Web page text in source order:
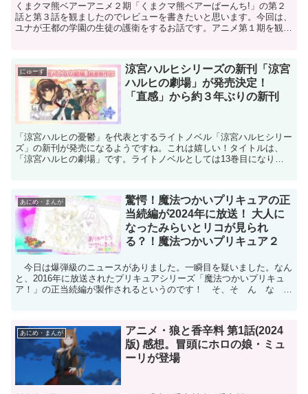
くまクマ熊ベアーアニメ２期「くまクマ熊ベアーぱーんち!」の第２
話と第３話を観ましたのでレビューを書きたいと思います。今回は、
ユナが王都の学園の生徒の護衛をするお話です。アニメ第１期を観た
にゅーす
涼宮ハルヒシリーズの新刊「涼宮
ハルヒの劇場」が発売決定！
「直感」から約３年ぶりの新刊
「涼宮ハルヒの憂鬱」を代表とするライトノベル「涼宮ハルヒシリー
ズ」の新刊が発売になるようですね。これは嬉しい！タイトルは、
「涼宮ハルヒの劇場」です。ライトノベルとしては13巻目になりま
あにめ・まんが
驚愕！魔法つかいプリキュアの正
当続編が2024年に放送！ 大人に
なったみらいとリコが見られ
る？！魔法つかいプリキュア２
今日は爆弾級のニュースがありました。一瞬目を疑いました。なん
と、2016年に放送されたプリキュアシリーズ「魔法つかいプリキュ
ア！」の正当続編が製作されるというのです！ そ、そ ん な
あにめ・まんが
アニメ・狼と香辛料 第1話(2024
版) 感想。冒頭にホロの娘・ミュ
ーリが登場